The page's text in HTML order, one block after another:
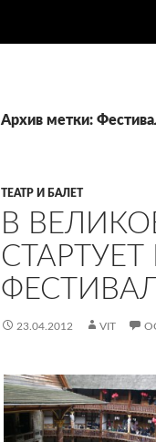
Архив метки:
ТЕАТР И БАЛЕТ
В
23.04.2012 VIT